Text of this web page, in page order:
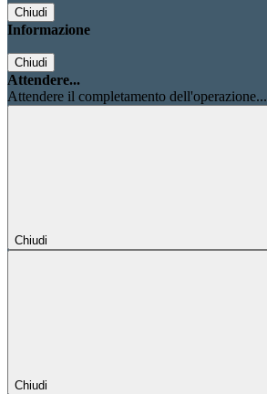
Chiudi
Informazione
Chiudi
Attendere...
Attendere il completamento dell'operazione...
Chiudi
Chiudi